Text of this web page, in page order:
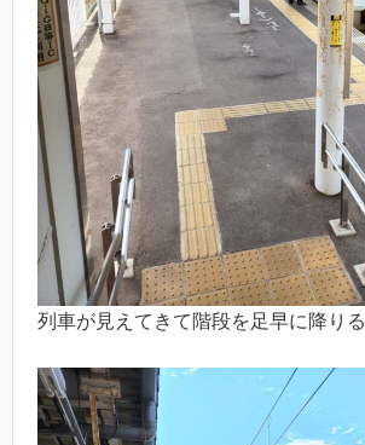
列車が見えてきて階段を足早に降りる